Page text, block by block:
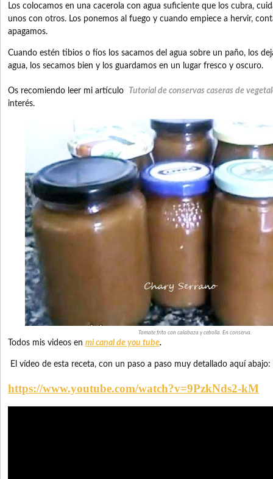
Los colocamos en una cacerola con agua suficiente que los cubra,
unos con otros. Los ponemos al fuego y cuando empiece a hervir,
apagamos.
Cuando estén tibios o fíos los sacamos del agua sobre un paño, los
agua, los secamos bien y los guardamos en un lugar fresco y oscuro.
Os recomiendo leer mi artículo Tutorial de conservas caseras de
interés.
Tomate frito con calabaza y cebolla. En conserva.
Todos mis videos en mi canal de you tube.
El vídeo de esta receta, con un paso a paso muy detallado aquí abajo:
https://www.youtube.com/watch?v=9PzkNds2-kM